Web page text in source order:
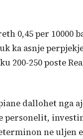
0,45 per 10000
ka asnje
200-250 poste
dallohet nga
ne uljen